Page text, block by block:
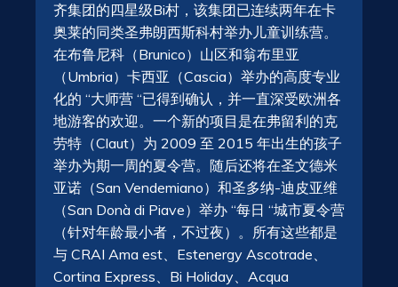
齐集团的四星级Bi村，该集团已连续两年在卡
奥莱的同类圣弗朗西斯科村举办儿童训练营。
在布鲁尼科（Brunico）山区和翁布里亚
（Umbria）卡西亚（Cascia）举办的高度专业
化的 “大师营 “已得到确认，并一直深受欧洲各
地游客的欢迎。一个新的项目是在弗留利的克
劳特（Claut）为 2009 至 2015 年出生的孩子
举办为期一周的夏令营。随后还将在圣文德米
亚诺（San Vendemiano）和圣多纳-迪皮亚维
（San Donà di Piave）举办 “每日 “城市夏令营
（针对年龄最小者，不过夜）。所有这些都是
与 CRAI Ama est、Estenergy Ascotrade、
Cortina Express、Bi Holiday、Acqua